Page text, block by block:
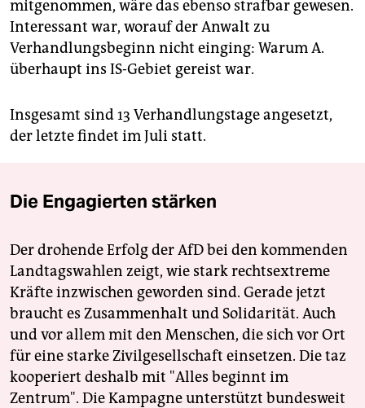
mitgenommen, wäre das ebenso strafbar gewesen.
Interessant war, worauf der Anwalt zu
Verhandlungsbeginn nicht einging: Warum A.
überhaupt ins IS-Gebiet gereist war.
Insgesamt sind 13 Verhandlungstage angesetzt,
der letzte findet im Juli statt.
Die Engagierten stärken
Der drohende Erfolg der AfD bei den kommenden
Landtagswahlen zeigt, wie stark rechtsextreme
Kräfte inzwischen geworden sind. Gerade jetzt
braucht es Zusammenhalt und Solidarität. Auch
und vor allem mit den Menschen, die sich vor Ort
für eine starke Zivilgesellschaft einsetzen. Die taz
kooperiert deshalb mit "Alles beginnt im
Zentrum". Die Kampagne unterstützt bundesweit